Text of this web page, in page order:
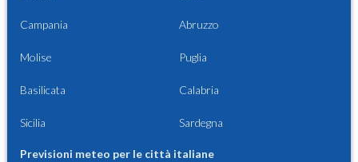
Campania Abruzzo
Molise Puglia
Basilicata Calabria
Sicilia Sardegna
Previsioni meteo per le città italiane